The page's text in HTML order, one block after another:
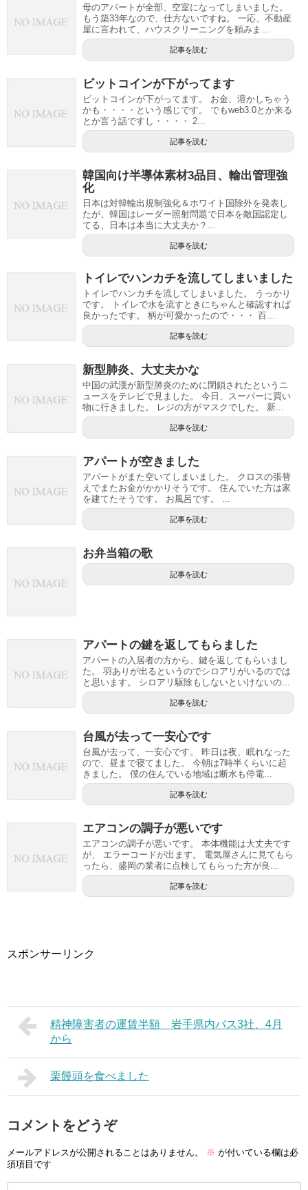
母のアパートが全部、空室になってしまいました。
もう築33年なので、仕方ないですね。 一応、不動産
屋に言われて、ハウスクリーニングを頼みま...
記事を読む
ビットコインが下がってます
ビットコインが下がってます。 お金、溶かしちゃう
かも・・・・という感じです。 でもweb3.0とか来る
とか言う話ですし・・・・ 2...
記事を読む
韓国向け半導体素材3品目、輸出管理強
化
日本は対韓輸出規制強化＆ホワイト国除外を発表し
たが、韓国はレーダー照射問題で日本を敵国認定し
てる、日本は本当に大丈夫か？...
記事を読む
トイレでハンカチを流してしまいました
トイレでハンカチを流してしまいました。 うっかり
です。 トイレで水を流すときにちゃんと確認すれば
良かったです。 柄が可愛かったので・・・ 百...
記事を読む
新型肺炎、大丈夫かな
中国の武漢が新型肺炎のために閉鎖されたというニ
ュースをテレビで見ました。 今日、スーパーに買い
物に行きました。 レジの方がマスクでした。 新...
記事を読む
アパートが空きました
アパートがまた空いてしまいました。 クロスの張替
えでまたお金がかかりそうです。 住んでいた方は家
を建てたそうです。 お風呂です。 ...
記事を読む
お弁当箱の歌
記事を読む
アパートの鍵を返してもらました
アパートの入居者の方から、鍵を返してもらいまし
た。 羽ありが出るというのでシロアリがいるのでは
と思います。 シロアリ駆除もしないといけないの...
記事を読む
台風が去って一安心です
台風が去って、一安心です。 昨日は夜、眠れなった
ので、昼まで寝てました。 今朝は7時半くらいに起
きました。 僕の住んでいる地域は断水も停電...
記事を読む
エアコンの調子が悪いです
エアコンの調子が悪いです。 本体機能は大丈夫です
が、 エラーコードが出ます。 電気屋さんに見てもら
ったら、盛岡の業者に点検してもらった方が良...
記事を読む
スポンサーリンク
精神障害者の運賃半額 岩手県内バス3社、4月
から
栗饅頭を食べました
コメントをどうぞ
メールアドレスが公開されることはありません。 ※ が付いている欄は必
須項目です